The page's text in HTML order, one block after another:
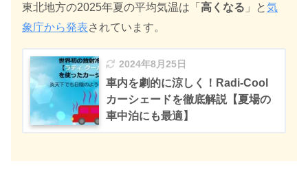
東北地方の2025年夏の平均気温は「 高くなる 」と気
象庁から発表されています。
2024年8月25日
車内を劇的に涼しく！Radi-Cool
カーシェードを徹底解説【夏場の
車中泊にも最適】